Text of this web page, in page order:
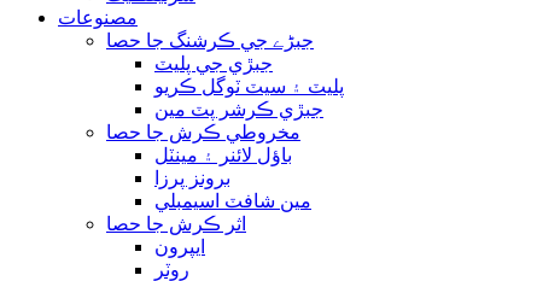
مصنوعات
جبڑے جي ڪرشنگ جا حصا
جبڙي جي پليٽ
پليٽ ۽ سيٽ ٽوگل ڪريو
جبڙي ڪرشر پٽ مين
مخروطي ڪرش جا حصا
باؤل لائنر ۽ مينٽل
برونز پرزا
مين شافٽ اسيمبلي
اثر ڪرش جا حصا
ايپرون
روٽر